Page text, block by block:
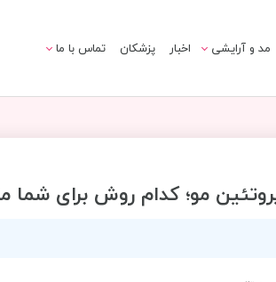
مد و آرایشی اخبار پزشکان تماس با ما
مو؛ کدام روش برای